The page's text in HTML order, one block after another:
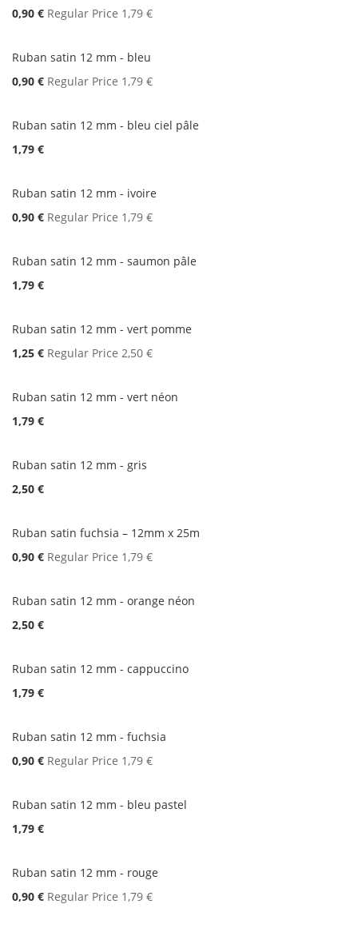
Special
0,90 € Regular Price 1,79 €
Ruban satin 12 mm - bleu
Special
0,90 € Regular Price 1,79 €
Ruban satin 12 mm - bleu ciel pâle
1,79 €
Ruban satin 12 mm - ivoire
Special
0,90 € Regular Price 1,79 €
Ruban satin 12 mm - saumon pâle
1,79 €
Ruban satin 12 mm - vert pomme
Special
1,25 € Regular Price 2,50 €
Ruban satin 12 mm - vert néon
1,79 €
Ruban satin 12 mm - gris
2,50 €
Ruban satin fuchsia – 12mm x 25m
Special
0,90 € Regular Price 1,79 €
Ruban satin 12 mm - orange néon
2,50 €
Ruban satin 12 mm - cappuccino
1,79 €
Ruban satin 12 mm - fuchsia
Special
0,90 € Regular Price 1,79 €
Ruban satin 12 mm - bleu pastel
1,79 €
Ruban satin 12 mm - rouge
Special
0,90 € Regular Price 1,79 €